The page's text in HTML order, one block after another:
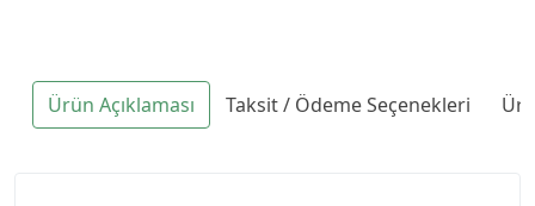
Ürün Açıklaması Taksit / Ödeme Seçenekleri